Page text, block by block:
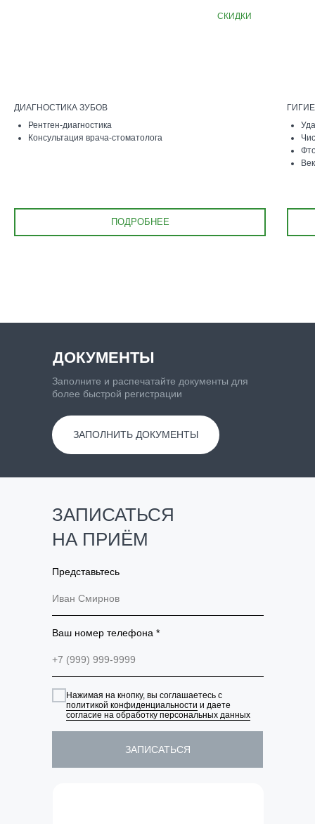
СКИДКИ
ДИАГНОСТИКА ЗУБОВ
Рентген-диагностика
Консультация врача-стоматолога
ПОДРОБНЕЕ
ДОКУМЕНТЫ
ЗАПОЛНИТЬ ДОКУМЕНТЫ
Заполните и распечатайте документы для
более быстрой регистрации
Представьтесь
Иван Смирнов
Ваш номер телефона *
+7 (999) 999-9999
Нажимая на кнопку, вы соглашаетесь с
политикой конфиденциальности и даете
согласие на обработку персональных данных
ЗАПИСАТЬСЯ
ЗАПИСАТЬСЯ
НА ПРИЁМ